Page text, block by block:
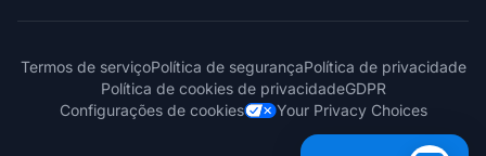
Termos de serviçoPolítica de segurançaPolítica de privacidade
Política de cookies de privacidadeGDPR
Configurações de cookies
Your Privacy Choices